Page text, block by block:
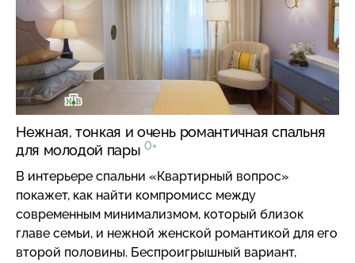
компактной системой хранения, а также эффектная
люстра из множества цепочек.
Нежная, тонкая и очень романтичная спальня
для молодой пары 0+
В интерьере спальни «Квартирный вопрос»
покажет, как найти компромисс между
современным минимализмом, который близок
главе семьи, и нежной женской романтикой для его
второй половины. Беспроигрышный вариант,